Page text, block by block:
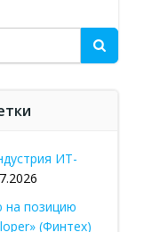
ИТ-
на позицию
(Финтех)